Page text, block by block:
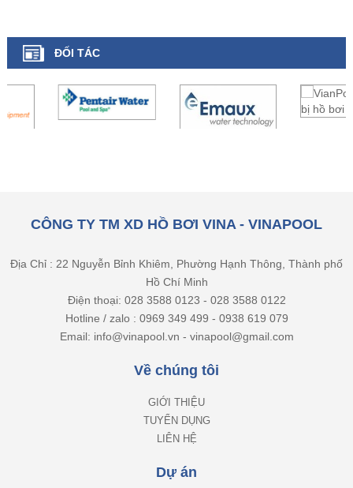
ĐỐI TÁC
CÔNG TY TM XD HỒ BƠI VINA - VINAPOOL
Địa Chỉ : 22 Nguyễn Bỉnh Khiêm, Phường Hạnh Thông, Thành phố
Hồ Chí Minh
Điện thoại: 028 3588 0123 - 028 3588 0122
Hotline / zalo : 0969 349 499 - 0938 619 079
Email: info@vinapool.vn - vinapool@gmail.com
Về chúng tôi
GIỚI THIỆU
TUYỂN DỤNG
LIÊN HỆ
Dự án